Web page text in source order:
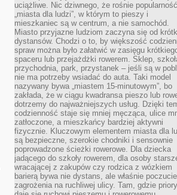
uciążliwe. Nic dziwnego, że rośnie
„miasta dla ludzi”, w którym to pieszy i
mieszkaniec są w centrum, a nie samochód.
Miasto przyjazne ludziom zaczyna się od
dystansów. Chodzi o to, by większość
spraw można było załatwić w zasięgu
spaceru lub przejażdżki rowerem. Sklep,
przychodnia, park, przystanek – jeśli są w
nie ma potrzeby wsiadać do auta. Taki model
nazywany bywa „miastem 15-minutowym”, bo
zakłada, że w ciągu kwadransa pieszo lub
dotrzemy do najważniejszych usług. Dzięki
codzienność staje się mniej męcząca, ulice
zatłoczone, a mieszkańcy bardziej aktywni
fizycznie. Kluczowym elementem miasta dla
są bezpieczne, szerokie chodniki i sensownie
poprowadzone ścieżki rowerowe. Dla dziecka
jadącego do szkoły rowerem, dla osoby
wracającej z zakupów czy rodzica z wózkiem
barierą bywa nie dystans, ale właśnie poczucie
zagrożenia na ruchliwej ulicy. Tam, gdzie